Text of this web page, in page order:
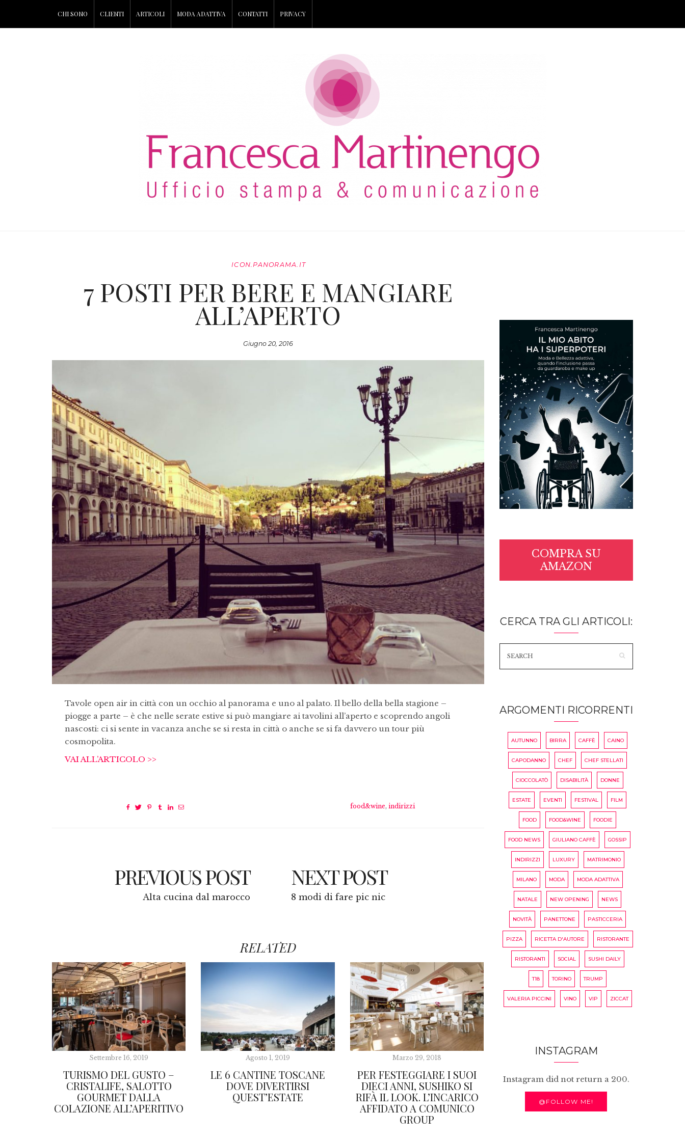
CHI SONO CLIENTI ARTICOLI MODA ADATTIVA CONTATTI PRIVACY
ICON.PANORAMA.IT
7 POSTI PER BERE E MANGIARE
ALL’APERTO
Giugno 20, 2016
Tavole open air in città con un occhio al panorama e uno al palato. Il bello della bella stagione –
piogge a parte – è che nelle serate estive si può mangiare ai tavolini all’aperto e scoprendo angoli
nascosti: ci si sente in vacanza anche se si resta in città o anche se si fa davvero un tour più
cosmopolita.
VAI ALL’ARTICOLO >>
food&wine, indirizzi
PREVIOUS POST
Alta cucina dal marocco
NEXT POST
8 modi di fare pic nic
RELATED
Settembre 16, 2019
TURISMO DEL GUSTO –
CRISTALIFE, SALOTTO
GOURMET DALLA
COLAZIONE ALL’APERITIVO
Agosto 1, 2019
LE 6 CANTINE TOSCANE
DOVE DIVERTIRSI
QUEST’ESTATE
Marzo 29, 2018
PER FESTEGGIARE I SUOI
DIECI ANNI, SUSHIKO SI
RIFÀ IL LOOK. L’INCARICO
AFFIDATO A COMUNICO
GROUP
COMPRA SU
AMAZON
CERCA TRA GLI ARTICOLI:
ARGOMENTI RICORRENTI
AUTUNNO BIRRA CAFFÈ CAINO
CAPODANNO CHEF CHEF STELLATI
CIOCCOLATÒ DISABILITÀ DONNE
ESTATE EVENTI FESTIVAL FILM
FOOD FOOD&WINE FOODIE
FOOD NEWS GIULIANO CAFFÈ GOSSIP
INDIRIZZI LUXURY MATRIMONIO
MILANO MODA MODA ADATTIVA
NATALE NEW OPENING NEWS
NOVITÀ PANETTONE PASTICCERIA
PIZZA RICETTA D'AUTORE RISTORANTE
RISTORANTI SOCIAL SUSHI DAILY
T18 TORINO TRUMP
VALERIA PICCINI VINO VIP ZICCAT
INSTAGRAM
Instagram did not return a 200.
@FOLLOW ME!